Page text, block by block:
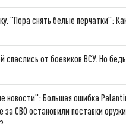
"Пора снять белые перчатки":
спаслись от боевиков ВСУ. Но
новости": Большая ошибка
за СВО остановили поставки